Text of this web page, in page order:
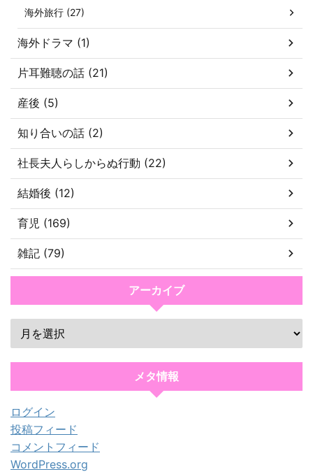
海外旅行 (27)
海外ドラマ (1)
片耳難聴の話 (21)
産後 (5)
知り合いの話 (2)
社長夫人らしからぬ行動 (22)
結婚後 (12)
育児 (169)
雑記 (79)
アーカイブ
メタ情報
ログイン
投稿フィード
コメントフィード
WordPress.org